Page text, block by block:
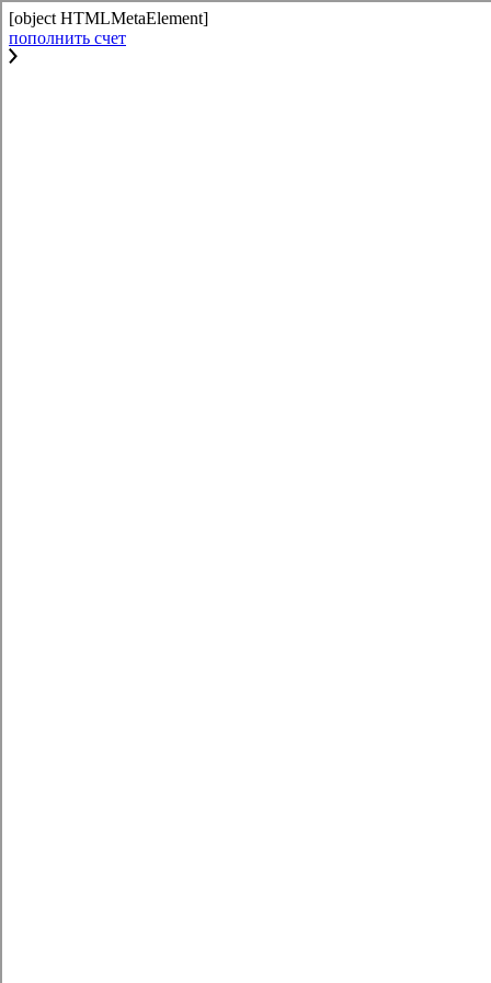
[object HTMLMetaElement]
пополнить счет